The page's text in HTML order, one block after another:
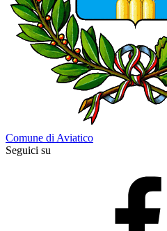
Comune di Aviatico
Seguici su